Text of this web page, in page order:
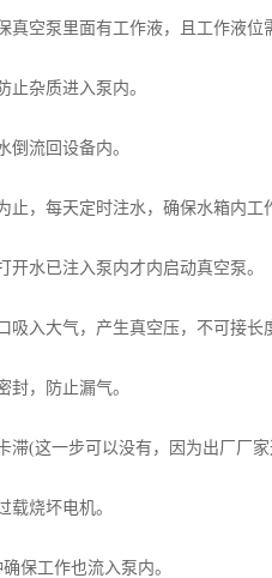
泵里面有工作液，且工作液位
杂质进入泵内。
流回设备内。
每天定时注水，确保水箱内工
已注入泵内才内启动真空泵。
大气，产生真空压，不可接长度
，防止漏气。
这一步可以没有，因为出厂厂家
烧坏电机。
工作也流入泵内。